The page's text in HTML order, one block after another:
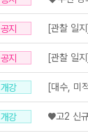
공지 [관찰 일
공지 [관찰 일지]
개강 [대수, 미
개강 ♥고2 신